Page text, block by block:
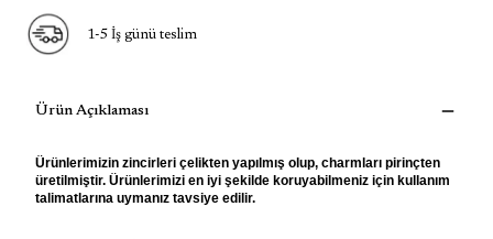
1-5 İş günü teslim
Ürün Açıklaması
Ürünlerimizin zincirleri çelikten yapılmış olup, charmları pirinçten
üretilmiştir. Ürünlerimizi en iyi şekilde koruyabilmeniz için kullanım
talimatlarına uymanız tavsiye edilir.